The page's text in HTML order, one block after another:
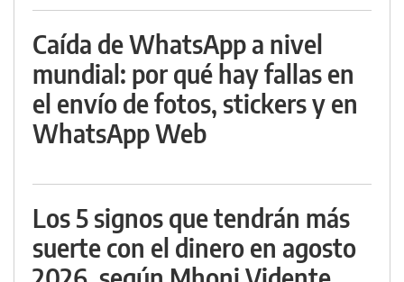
Caída de WhatsApp a nivel
mundial: por qué hay fallas en
el envío de fotos, stickers y en
WhatsApp Web
Los 5 signos que tendrán más
suerte con el dinero en agosto